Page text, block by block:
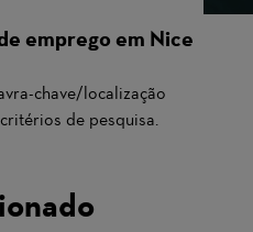
emprego em Nice
chave/localização
de pesquisa.